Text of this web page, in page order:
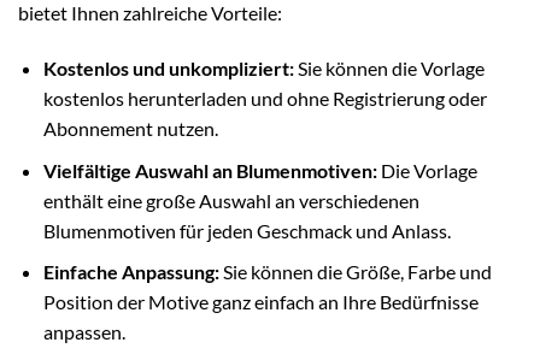
bietet Ihnen zahlreiche Vorteile:
Kostenlos und unkompliziert:Sie können die Vorlage
kostenlos herunterladen und ohne Registrierung oder
Abonnement nutzen.
Vielfältige Auswahl an Blumenmotiven:Die Vorlage
enthält eine große Auswahl an verschiedenen
Blumenmotiven für jeden Geschmack und Anlass.
Einfache Anpassung:Sie können die Größe, Farbe und
Position der Motive ganz einfach an Ihre Bedürfnisse
anpassen.